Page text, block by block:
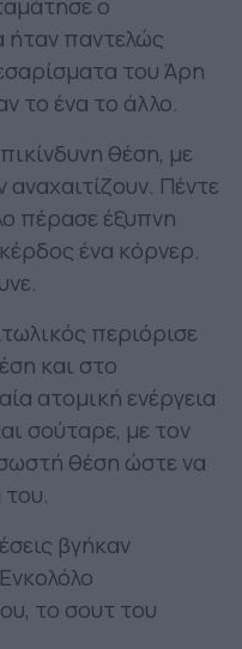
ήταν παντελώς
του Άρη
το ένα το άλλο.
θέση, με
αναχαιτίζουν. Πέντε
πέρασε έξυπνη
ένα κόρνερ.
περιόρισε
και στο
ατομική ενέργεια
σούταρε, με τον
θέση ώστε να
βγήκαν
το σουτ του